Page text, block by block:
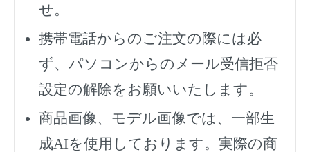
せ。
携帯電話からのご注文の際には必
ず、 パソコンからのメール受信拒否
設定の解除をお願いいたします。
商品画像、モデル画像では、一部生
成AIを使用しております。実際の商